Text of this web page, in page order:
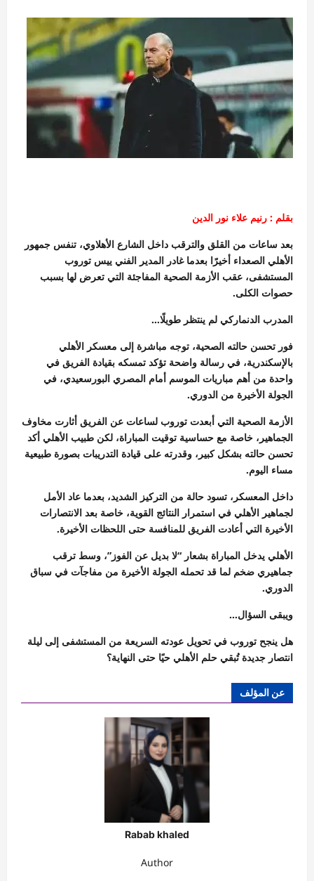
بقلم : رنيم علاء نور الدين
بعد ساعات من القلق والترقب داخل الشارع الأهلاوي، تنفس جمهور
الأهلي الصعداء أخيرًا بعدما غادر المدير الفني ييس توروب
المستشفى، عقب الأزمة الصحية المفاجئة التي تعرض لها بسبب
حصوات الكلى.
المدرب الدنماركي لم ينتظر طويلًا…
فور تحسن حالته الصحية، توجه مباشرة إلى معسكر الأهلي
بالإسكندرية، في رسالة واضحة تؤكد تمسكه بقيادة الفريق في
واحدة من أهم مباريات الموسم أمام المصري البورسعيدي، في
الجولة الأخيرة من الدوري.
الأزمة الصحية التي أبعدت توروب لساعات عن الفريق أثارت مخاوف
الجماهير، خاصة مع حساسية توقيت المباراة، لكن طبيب الأهلي أكد
تحسن حالته بشكل كبير، وقدرته على قيادة التدريبات بصورة طبيعية
مساء اليوم.
داخل المعسكر، تسود حالة من التركيز الشديد، بعدما عاد الأمل
لجماهير الأهلي في استمرار النتائج القوية، خاصة بعد الانتصارات
الأخيرة التي أعادت الفريق للمنافسة حتى اللحظات الأخيرة.
الأهلي يدخل المباراة بشعار “لا بديل عن الفوز”، وسط ترقب
جماهيري ضخم لما قد تحمله الجولة الأخيرة من مفاجآت في سباق
الدوري.
ويبقى السؤال…
هل ينجح توروب في تحويل عودته السريعة من المستشفى إلى ليلة
انتصار جديدة تُبقي حلم الأهلي حيًا حتى النهاية؟
عن المؤلف
Rabab khaled
Author